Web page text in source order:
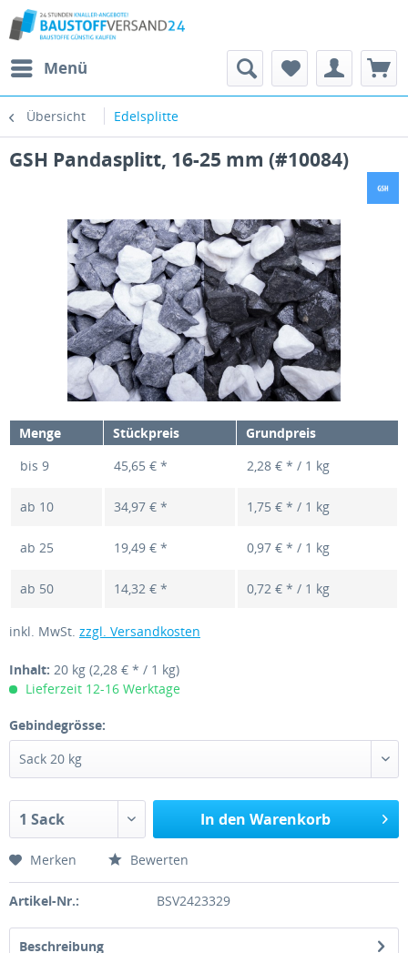
Menü
Übersicht Edelsplitte
GSH Pandasplitt, 16-25 mm (#10084)
Menge Stückpreis
Grundpreis
bis 9 45,65 € * 2,28 € * / 1 kg
ab 10 34,97 € * 1,75 € * / 1 kg
ab 25 19,49 € * 0,97 € * / 1 kg
ab 50 14,32 € * 0,72 € * / 1 kg
inkl. MwSt. zzgl. Versandkosten
Inhalt: 20 kg (2,28 € * / 1 kg)
Lieferzeit 12-16 Werktage
Gebindegrösse:
In den Warenkorb
Merken Bewerten
Artikel-Nr.: BSV2423329
Beschreibung